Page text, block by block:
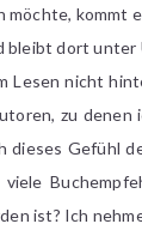
möchte,
bleibt dort
Lesen nicht
zu
Gefühl
ist? Ich